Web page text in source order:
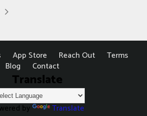
App Store Reach Out
Terms
Blog
Contact
Translate
by Translate